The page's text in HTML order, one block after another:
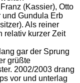
(Kassier), Otto
und Gundula Erb
Als reiner
relativ kurzer Zeit
gar der Sprung
grüßte
2002/2003 drang
vor und unterlag